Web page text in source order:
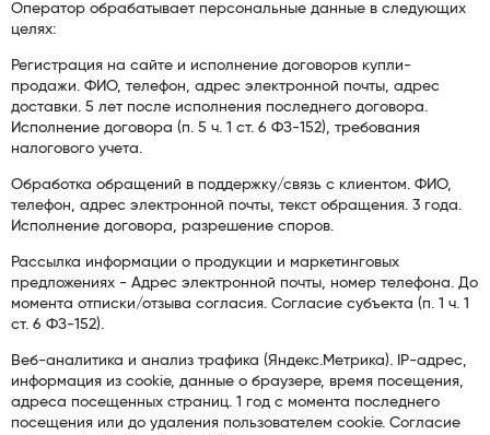
Оператор обрабатывает персональные данные в следующих
целях:
Регистрация на сайте и исполнение договоров купли-
продажи. ФИО, телефон, адрес электронной почты, адрес
доставки. 5 лет после исполнения последнего договора.
Исполнение договора (п. 5 ч. 1 ст. 6 ФЗ-152), требования
налогового учета.
Обработка обращений в поддержку/связь с клиентом. ФИО,
телефон, адрес электронной почты, текст обращения. 3 года.
Исполнение договора, разрешение споров.
Рассылка информации о продукции и маркетинговых
предложениях - Адрес электронной почты, номер телефона. До
момента отписки/отзыва согласия. Согласие субъекта (п. 1 ч. 1
ст. 6 ФЗ-152).
Веб-аналитика и анализ трафика (Яндекс.Метрика). IP-адрес,
информация из cookie, данные о браузере, время посещения,
адреса посещенных страниц. 1 год с момента последнего
посещения или до удаления пользователем cookie. Согласие